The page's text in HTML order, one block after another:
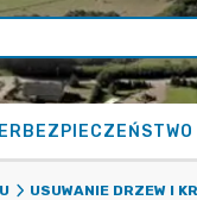
USUWANIE DRZEW I